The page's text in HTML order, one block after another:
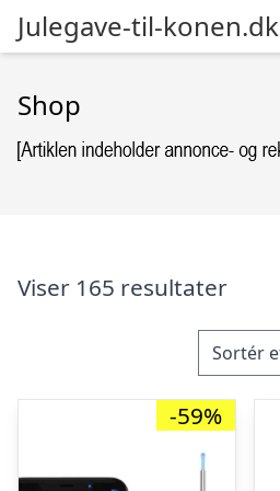
Julegave-til-konen.dk
Shop
Viser 165 resultater
-59%